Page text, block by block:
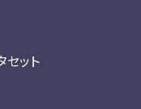
セット